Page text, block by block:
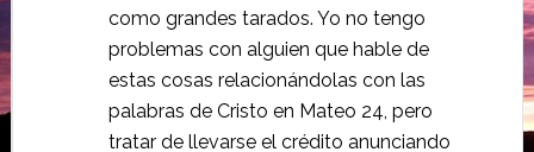
como grandes tarados. Yo no tengo
problemas con alguien que hable de
estas cosas relacionándolas con las
palabras de Cristo en Mateo 24, pero
tratar de llevarse el crédito anunciando